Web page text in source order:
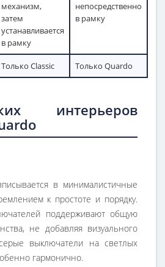
механизм,
затем
устанавливается
в рамку
непосредственно
в рамку
Только Classic Только Quardo
интерьеров
в минималистичные
к простоте и порядку.
поддерживают общую
не добавляя визуального
выключатели на светлых
гармонично.